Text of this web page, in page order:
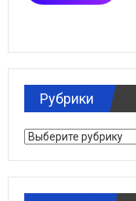
Рубрики
Рубрики